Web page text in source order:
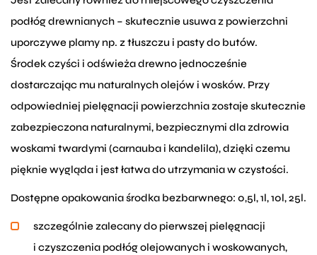
podłóg drewnianych – skutecznie usuwa z powierzchni
uporczywe plamy np. z tłuszczu i pasty do butów.
Środek czyści i odświeża drewno jednocześnie
dostarczając mu naturalnych olejów i wosków. Przy
odpowiedniej pielęgnacji powierzchnia zostaje skutecznie
zabezpieczona naturalnymi, bezpiecznymi dla zdrowia
woskami twardymi (carnauba i kandelila), dzięki czemu
pięknie wygląda i jest łatwa do utrzymania w czystości.
Dostępne opakowania środka bezbarwnego: 0,5l, 1l, 10l, 25l.
szczególnie zalecany do pierwszej pielęgnacji
i czyszczenia podłóg olejowanych i woskowanych,